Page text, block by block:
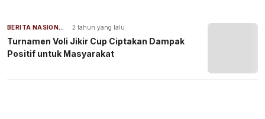
BERITA NASIONAL 2 tahun yang lalu
Turnamen Voli Jikir Cup Ciptakan Dampak
Positif untuk Masyarakat